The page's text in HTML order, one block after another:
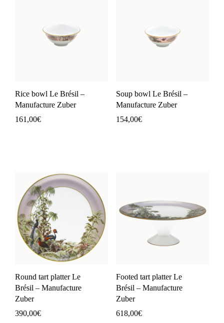
Rice bowl Le Brésil –
Manufacture Zuber
161,00€
Soup bowl Le Brésil –
Manufacture Zuber
154,00€
Round tart platter Le
Brésil – Manufacture
Zuber
390,00€
Footed tart platter Le
Brésil – Manufacture
Zuber
618,00€